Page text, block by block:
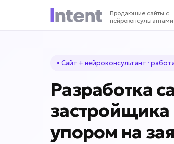
Продающие сайты с
нейроконсультантами
• Сайт + нейроконсультант ·
Разработка
застройщика
упором на